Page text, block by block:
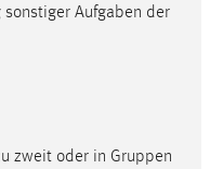
Aufgaben der
zweit oder in Gruppen